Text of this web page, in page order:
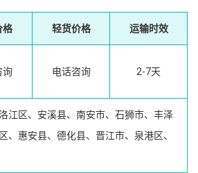
格 轻货价格 运输时效
询 电话咨询 2-7天
江区、安溪县、南安市、石狮市、丰泽
、惠安县、德化县、晋江市、泉港区、